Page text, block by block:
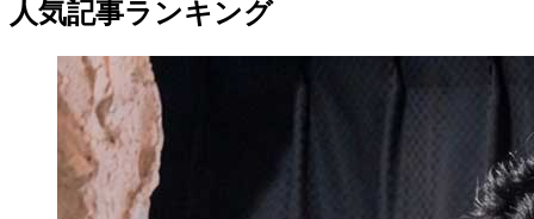
人気記事ランキング